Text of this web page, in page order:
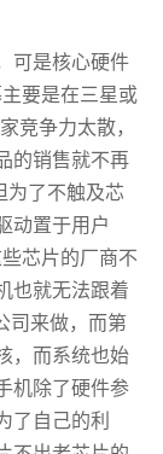
可是核心硬件
要是在三星或
竞争力太散，
的销售就不再
为了不触及芯
动置于用户
芯片的厂商不
也就无法跟着
司来做，而第
，而系统也始
机除了硬件参
了自己的利